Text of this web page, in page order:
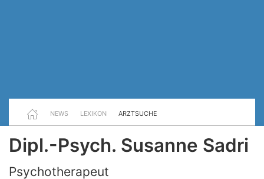
NEWS LEXIKON ARZTSUCHE
Dipl.-Psych. Susanne Sadri
Psychotherapeut